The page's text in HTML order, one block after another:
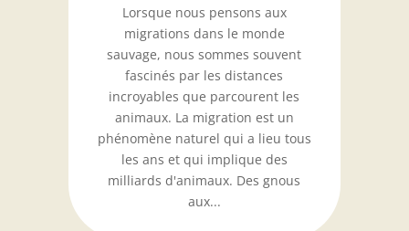
Lorsque nous pensons aux
migrations dans le monde
sauvage, nous sommes souvent
fascinés par les distances
incroyables que parcourent les
animaux. La migration est un
phénomène naturel qui a lieu tous
les ans et qui implique des
milliards d'animaux. Des gnous
aux...